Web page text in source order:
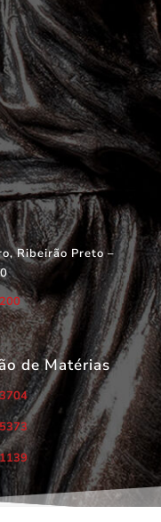
Ribeirão Preto –
de Matérias